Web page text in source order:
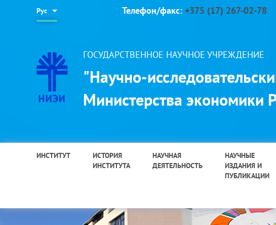
Рус Телефон/факс: +375 (17) 267-02-78
ГОСУДАРСТВЕННОЕ НАУЧНОЕ УЧРЕЖДЕНИЕ
"Научно-
Министерства экономики
ИНСТИТУТ
ИСТОРИЯ
ИНСТИТУТА
НАУЧНАЯ
ДЕЯТЕЛЬНОСТЬ
НАУЧНЫЕ
ИЗДАНИЯ И
ПУБЛИКАЦИИ